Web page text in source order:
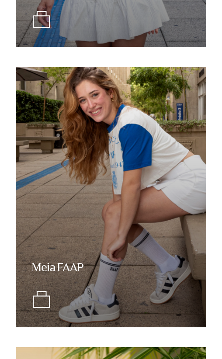
Meia FAAP